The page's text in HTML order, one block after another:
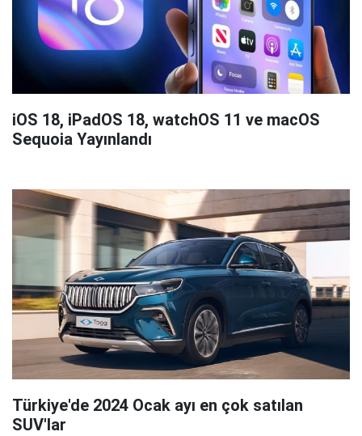
iOS 18, iPadOS 18, watchOS 11 ve macOS
Sequoia Yayınlandı
Türkiye'de 2024 Ocak ayı en çok satılan
SUV'lar